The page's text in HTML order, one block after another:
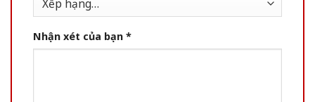
Nhận xét của bạn *